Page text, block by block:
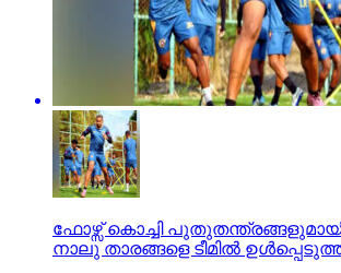
ഫോഴ്സ് കൊച്ചി
നാലു താരങ്ങളെ ടീമില്‍